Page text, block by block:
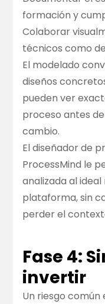
formación y
Colaborar
técnicos como
El modelado
diseños
pueden ver
proceso antes
cambio.
Eldiseñador de
ProcessMind le
analizada al
plataforma, sin
perder el
Fase 4:
invertir
Un riesgo